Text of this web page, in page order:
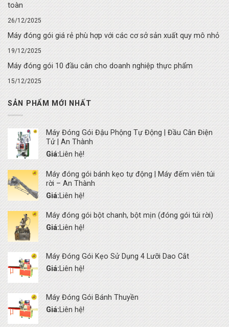
toàn
26/12/2025
Máy đóng gói giá rẻ phù hợp với các cơ sở sản xuất quy mô nhỏ
19/12/2025
Máy đóng gói 10 đầu cân cho doanh nghiệp thực phẩm
15/12/2025
SẢN PHẨM MỚI NHẤT
Máy Đóng Gói Đậu Phộng Tự Động | Đầu Cân Điện
Tử | An Thành
Giá:Liên hệ!
Máy đóng gói bánh kẹo tự động | Máy đếm viên túi
rời – An Thành
Giá:Liên hệ!
Máy đóng gói bột chanh, bột mịn (đóng gói túi rời)
Giá:Liên hệ!
Máy Đóng Gói Kẹo Sử Dụng 4 Lưỡi Dao Cắt
Giá:Liên hệ!
Máy Đóng Gói Bánh Thuyền
Giá:Liên hệ!